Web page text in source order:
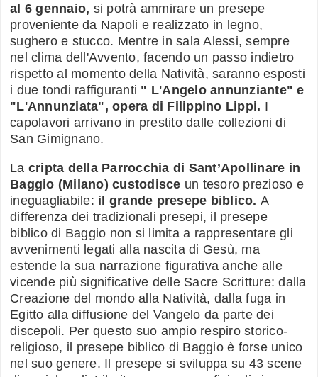
al 6 gennaio, si potrà ammirare un presepe
proveniente da Napoli e realizzato in legno,
sughero e stucco. Mentre in sala Alessi, sempre
nel clima dell'Avvento, facendo un passo indietro
rispetto al momento della Natività, saranno esposti
i due tondi raffiguranti " L'Angelo annunziante" e
"L'Annunziata", opera di Filippino Lippi. I
capolavori arrivano in prestito dalle collezioni di
San Gimignano.
La cripta della Parrocchia di Sant’Apollinare in
Baggio (Milano) custodisce un tesoro prezioso e
ineguagliabile: il grande presepe biblico. A
differenza dei tradizionali presepi, il presepe
biblico di Baggio non si limita a rappresentare gli
avvenimenti legati alla nascita di Gesù, ma
estende la sua narrazione figurativa anche alle
vicende più significative delle Sacre Scritture: dalla
Creazione del mondo alla Natività, dalla fuga in
Egitto alla diffusione del Vangelo da parte dei
discepoli. Per questo suo ampio respiro storico-
religioso, il presepe biblico di Baggio è forse unico
nel suo genere. Il presepe si sviluppa su 43 scene